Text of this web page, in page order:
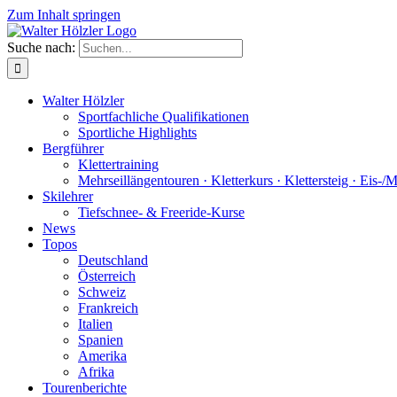
Zum Inhalt springen
Suche nach:
Walter Hölzler
Sportfachliche Qualifikationen
Sportliche Highlights
Bergführer
Klettertraining
Mehrseil­längen­touren · Kletterkurs · Klettersteig · Eis-/
Skilehrer
Tiefschnee- & Freeride-Kurse
News
Topos
Deutschland
Österreich
Schweiz
Frankreich
Italien
Spanien
Amerika
Afrika
Tourenberichte